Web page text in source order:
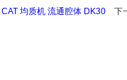
CAT 均质机 流通腔体 DK30 下